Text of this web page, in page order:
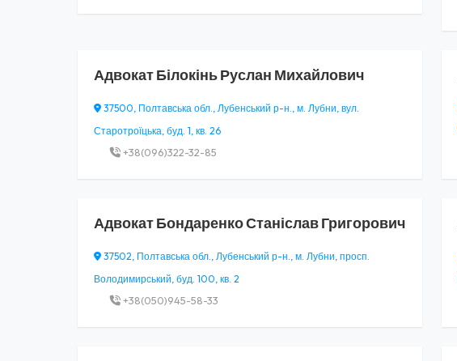
АдвокатБілокінь Руслан Михайлович
37500, Полтавська обл., Лубенський р-н., м. Лубни, вул.
Старотроїцька, буд. 1, кв. 26
+38(096)322-32-85
АдвокатБондаренко Станіслав Григорович
37502, Полтавська обл., Лубенський р-н., м. Лубни, просп.
Володимирський, буд. 100, кв. 2
+38(050)945-58-33